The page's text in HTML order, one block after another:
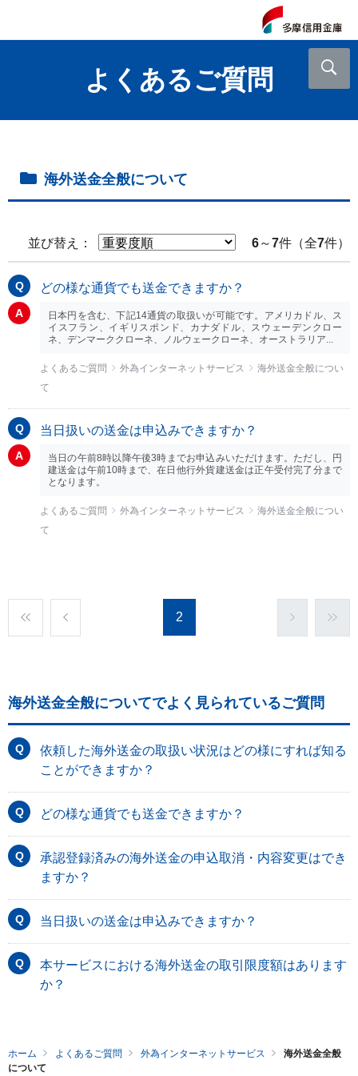
よくあるご質問
海外送金全般について
並び替え： 6～7件（全7件）
どの様な通貨でも送金できますか？
日本円を含む、下記14通貨の取扱いが可能です。アメリカドル、ス
イスフラン、イギリスポンド、カナダドル、スウェーデンクロー
ネ、デンマーククローネ、ノルウェークローネ、オーストラリア...
よくあるご質問 外為インターネットサービス
海外送金全般につい
て
当日扱いの送金は申込みできますか？
当日の午前8時以降午後3時までお申込みいただけます。ただし、円
建送金は午前10時まで、在日他行外貨建送金は正午受付完了分まで
となります。
よくあるご質問 外為インターネットサービス
海外送金全般につい
て
2
海外送金全般についてでよく見られているご質問
依頼した海外送金の取扱い状況はどの様にすれば知る
ことができますか？
どの様な通貨でも送金できますか？
承認登録済みの海外送金の申込取消・内容変更はでき
ますか？
当日扱いの送金は申込みできますか？
本サービスにおける海外送金の取引限度額はあります
か？
ホーム よくあるご質問 外為インターネットサービス
海外送金全般
について